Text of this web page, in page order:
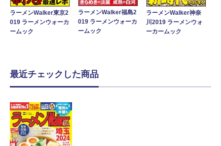
ラーメンWalker東京2
019 ラーメンウォーカ
ームック
ラーメンWalker福島2
019 ラーメンウォーカ
ームック
ラーメンWalker神奈
川2019 ラーメンウォ
ーカームック
最近チェックした商品